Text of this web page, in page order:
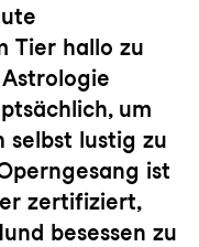
Tier hallo zu
um
selbst lustig zu
ist
zertifiziert,
besessen zu